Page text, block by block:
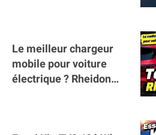
Le meilleur chargeur
mobile pour voiture
électrique ? Rheidon